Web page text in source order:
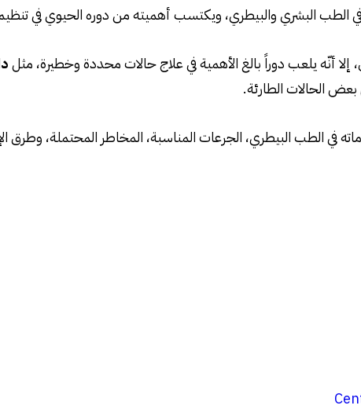
في الطب البشري والبيطري، ويكتسب أهميته من دوره الحيوي في
أنّه يلعب دوراً بالغ الأهمية في علاج حالات محددة وخطيرة، مثل
بعض الحالات الطارئة.
في الطب البيطري، الجرعات المناسبة، المخاطر المحتملة،